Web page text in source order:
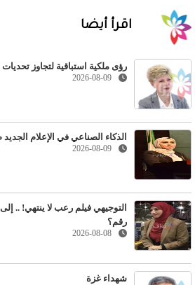
اقرأ أيضا
رؤى ملكية استباقية لتجاوز تحديات
2026-08-09
الذكاء الصناعي في الإعلام
2026-08-09
التوجيهي فيلم رعب لا ينتهي! ..
رقم؟
2026-08-08
شهداء غزة